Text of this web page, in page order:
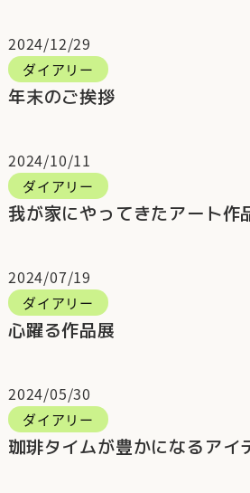
年末のご挨拶
2024/12/29
ダイアリー
我が家にやってきたアート作
2024/10/11
ダイアリー
心躍る作品展
2024/07/19
ダイアリー
珈琲タイムが豊かになるアイ
2024/05/30
ダイアリー